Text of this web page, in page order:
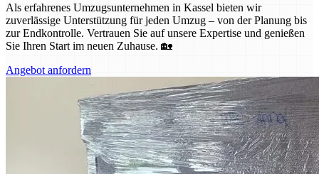
Als erfahrenes Umzugsunternehmen in Kassel bieten wir
zuverlässige Unterstützung für jeden Umzug – von der Planung bis
zur Endkontrolle. Vertrauen Sie auf unsere Expertise und genießen
Sie Ihren Start im neuen Zuhause. 🏡
Angebot anfordern